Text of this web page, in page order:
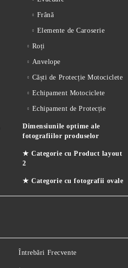
Frână
Elemente de Caroserie
Roți
Anvelope
Căști de Protecție Motociclete
Echipament Motociclete
Echipament de Protecție
Dimensiunile optime ale
fotografiilor produselor
★ Categorie cu Product layout
2
★ Categorie cu fotografii ovale
Întrebări Frecvente